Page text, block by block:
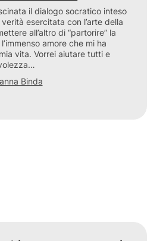
il dialogo socratico inteso
esercitata con l’arte della
all’altro di “partorire” la
amore che mi ha
vita. Vorrei aiutare tutti e
Binda